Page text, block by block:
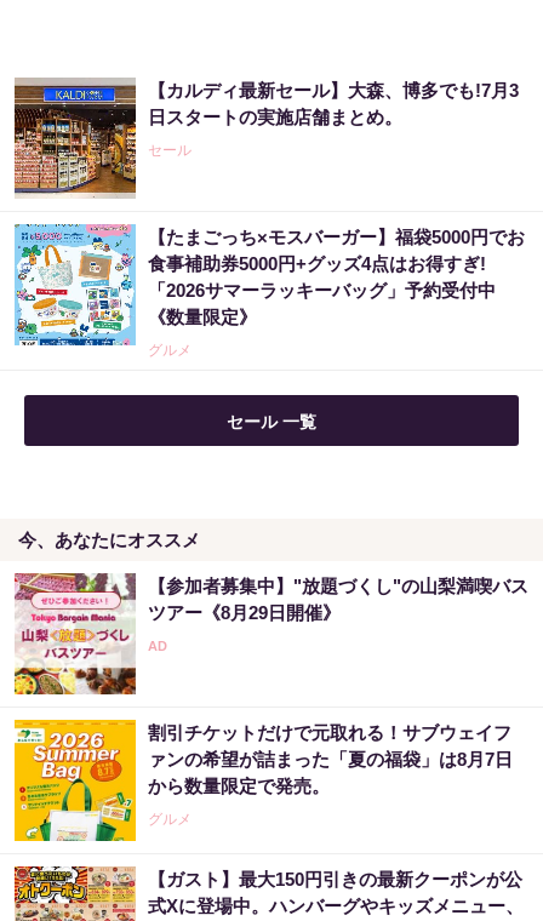
「気になっていた認知機能が菌で…」森永が
開発。感動の70代続出
PR（森永乳業）
金運下げるの絶対やめて！9割が知らない“貯
金術”
PR（合同会社デジタルファーム ）
【カルディ最新セール】大森、博多でも!7月3
日スタートの実施店舗まとめ。
セール
【たまごっち×モスバーガー】福袋5000円でお
食事補助券5000円+グッズ4点はお得すぎ!
「2026サマーラッキーバッグ」予約受付中
《数量限定》
グルメ
セール 一覧
今、あなたにオススメ
【参加者募集中】"放題づくし"の山梨満喫バス
ツアー《8月29日開催》
割引チケットだけで元取れる！サブウェイフ
ァンの希望が詰まった「夏の福袋」は8月7日
から数量限定で発売。
グルメ
【ガスト】最大150円引きの最新クーポンが公
式Xに登場中。ハンバーグやキッズメニュー、